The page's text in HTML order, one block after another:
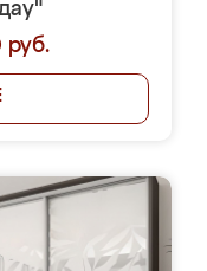
руб.